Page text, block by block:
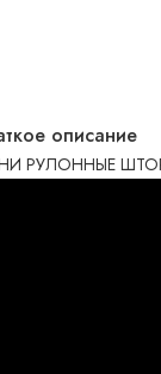
описание
РУЛОННЫЕ ШТОРЫ,